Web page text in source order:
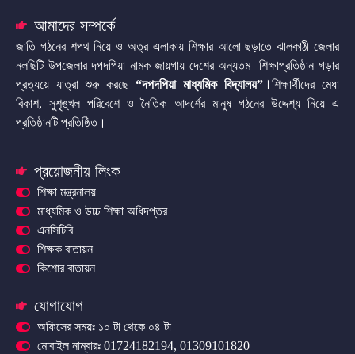
আমাদের সম্পর্কে
জাতি গঠনের শপথ নিয়ে ও অত্র এলাকায় শিক্ষার আলো ছড়াতে ঝালকাঠী জেলার
নলছিটি উপজেলার দপদপিয়া নামক জায়গায় দেশের অন্যতম শিক্ষাপ্রতিষ্ঠান গড়ার
প্রত্যয়ে যাত্রা শুরু করছে “দপদপিয়া মাধ্যমিক বিদ্যালয়” ।শিক্ষার্থীদের মেধা
বিকাশ, সুশৃঙ্খল পরিবেশে ও নৈতিক আদর্শের মানুষ গঠনের উদ্দেশ্য নিয়ে এ
প্রতিষ্ঠানটি প্রতিষ্ঠিত।
প্রয়োজনীয় লিংক
শিক্ষা মন্ত্রনালয়
মাধ্যমিক ও উচ্চ শিক্ষা অধিদপ্তর
এনসিটিবি
শিক্ষক বাতায়ন
কিশোর বাতায়ন
যোগাযোগ
অফিসের সময়ঃ ১০ টা থেকে ০৪ টা
মোবাইল নাম্বারঃ 01724182194, 01309101820